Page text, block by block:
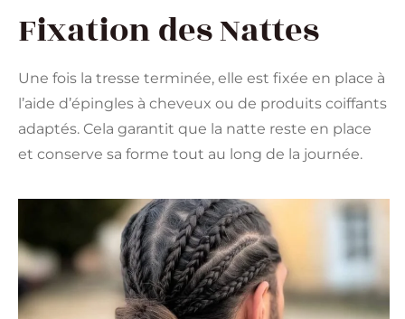
Fixation des Nattes
Une fois la tresse terminée, elle est fixée en place à
l’aide d’épingles à cheveux ou de produits coiffants
adaptés. Cela garantit que la natte reste en place
et conserve sa forme tout au long de la journée.